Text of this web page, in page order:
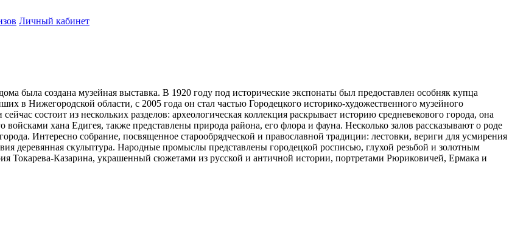
Личный кабинет
была создана музейная выставка. В 1920 году под исторические экспонаты был предоставлен особняк купца
в Нижегородской области, с 2005 года он стал частью Городецкого историко-художественного музейного
состоит из нескольких разделов: археологическая коллекция раскрывает историю средневекового города, она
хана Едигея, также представлены природа района, его флора и фауна. Несколько залов рассказывают о роде
Интересно собрание, посвященное старообрядческой и православной традиции: лестовки, вериги для усмирения
деревянная скульптура. Народные промыслы представлены городецкой росписью, глухой резьбой и золотным
Токарева-Казарина, украшенный сюжетами из русской и античной истории, портретами Рюриковичей, Ермака и